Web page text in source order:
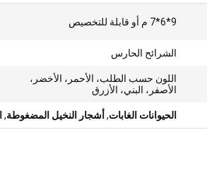
9*6*7 م أو قابلة للتخصيص
الشرائح الحارس
اللون حسب الطلب، الأحمر، الأخضر،
الأصفر، البني، الأزرق
الحيوانات الغابات, أشجار النخيل المضغوطة,